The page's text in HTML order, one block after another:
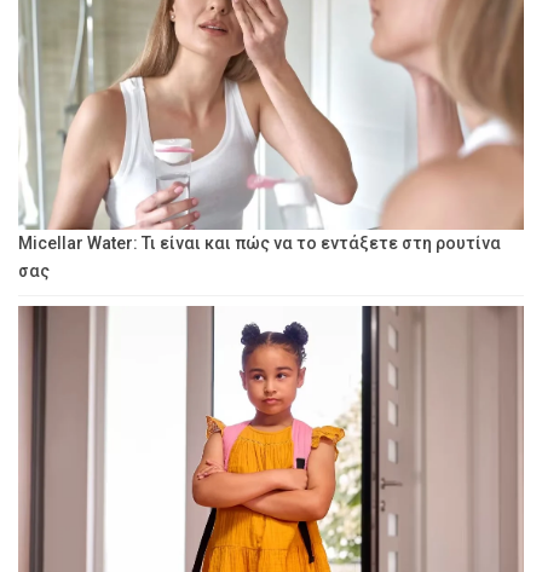
Micellar Water: Τι είναι και πώς να το εντάξετε στη ρουτίνα
σας